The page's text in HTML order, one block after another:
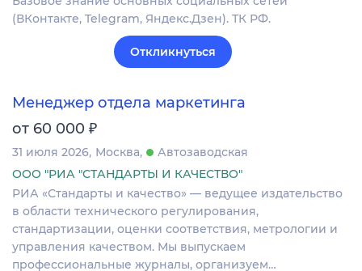
(ВКонтакте, Telegram, Яндекс.Дзен). ТК РФ.
Откликнуться
Менеджер отдела маркетинга
от 60 000 ₽
31 июля 2026 Москва
Автозаводская
ООО "РИА "СТАНДАРТЫ И КАЧЕСТВО"
РИА «Стандарты и качество» — ведущее издательство
в области технического регулирования,
стандартизации, оценки соответствия, метрологии и
управления качеством. Мы выпускаем
профессиональные журналы, организуем…